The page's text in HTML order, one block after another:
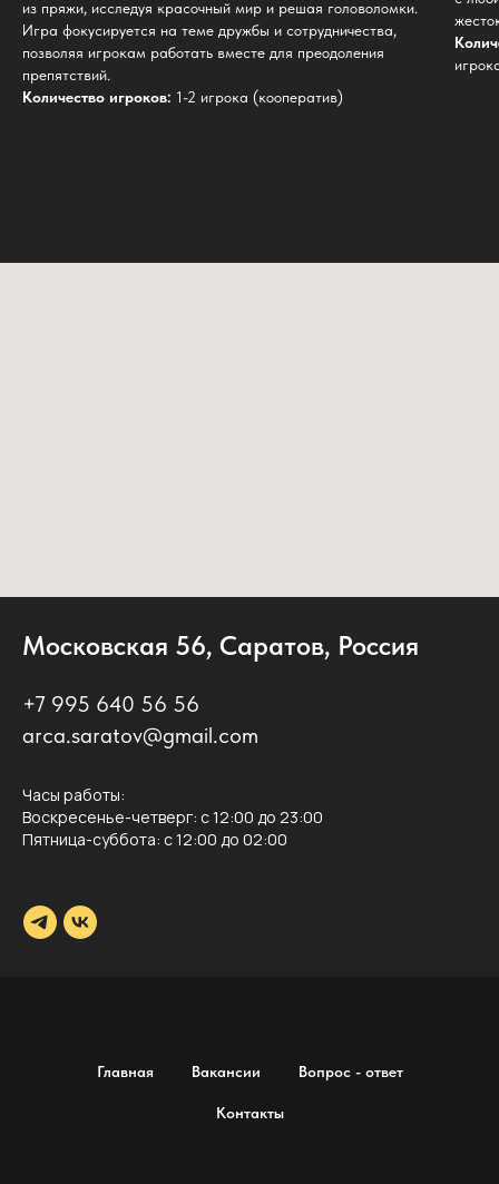
из пряжи, исследуя красочный мир и решая головоломки.
Игра фокусируется на теме дружбы и сотрудничества,
позволяя игрокам работать вместе для преодоления
препятствий.
Количество игроков: 1-2 игрока (кооператив)
Московская 56, Саратов, Россия
+7 995 640 56 56
arca.saratov@gmail.com
Часы работы:
Воскресенье-четверг: с 12:00 до 23:00
Пятница-суббота: с 12:00 до 02:00
Главная Вакансии Вопрос - ответ
Контакты